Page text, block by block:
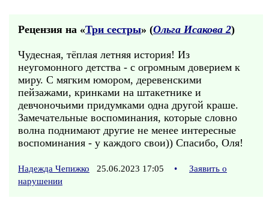
Рецензия на «Три сестры» (Ольга Исакова 2)
Чудесная, тёплая летняя история! Из
неугомонного детства - с огромным доверием к
миру. С мягким юмором, деревенскими
пейзажами, кринками на штакетнике и
девчоночьими придумками одна другой краше.
Замечательные воспоминания, которые словно
волна поднимают другие не менее интересные
воспоминания - у каждого свои)) Спасибо, Оля!
Надежда Чепижко 25.06.2023 17:05 •
Заявить о
нарушении